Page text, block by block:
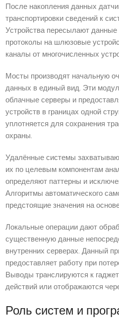
После накопления данных
транспортировки сведений к
Устройства пересылают
протоколы на шлюзовые
каналы от многочисленных
Мосты производят начальную
данных в единый вид. Эти
облачные серверы и
устройств в границах одной
уплотняется для сохранения
охраны.
Удалённые системы
их по целевым компонентам
определяют паттерны и
Алгоритмы автоматического
предстоящие значения на
Локальные операции дают
существенную данные
внутренних серверах. Данный
предоставляет работу при
Выводы транслируются к
действий или отображаются
Роль систем и